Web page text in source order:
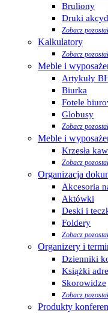
Bruliony
Druki
Zobacz
Kalkulatory
Zobacz
Meble i
Artykuły
Biurka
Fotele
Globusy
Zobacz
Meble i
Krzesła
Zobacz
Organizacja
Akcesoria
Aktówki
Deski i
Foldery
Zobacz
Organizery i
Dzienniki
Książki
Skorowidze
Zobacz
Produkty